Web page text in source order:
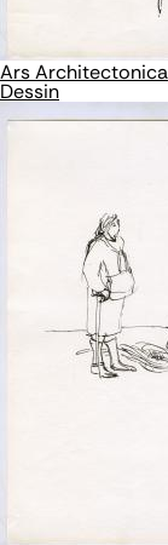
Ars Architectonica
Dessin